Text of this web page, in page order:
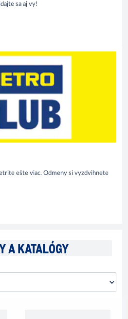
sa aj vy!
ešte viac. Odmeny si vyzdvihnete
A KATALÓGY